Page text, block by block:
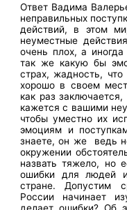
Ответ Вадима
неправильных
действий, в этом
неуместные
очень плох, а
так же какую бы
страх, жадность,
хорошо в своем
как раз
кажется с вашими
чтобы уместно их
эмоциям и
знаете, он же ведь
окружении
назвать тяжело, но
ошибки для людей
стране. Допустим
России начинает
делает ошибки? Об